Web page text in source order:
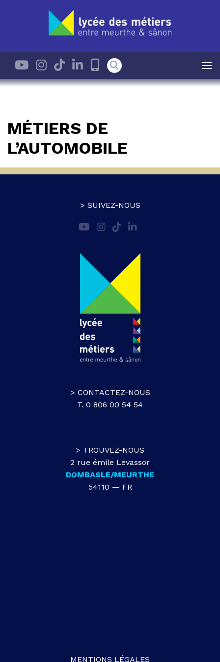
MÉTIERS DE
L’AUTOMOBILE
> SUIVEZ-NOUS
> CONTACTEZ-NOUS
T. 0 806 00 54 54
> TROUVEZ-NOUS
2 rue émile Levassor
DOMBASLE/MEURTHE
54110 — FR
MENTIONS LÉGALES